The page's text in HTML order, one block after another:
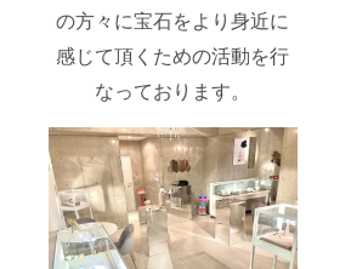
の方々に宝石をより身近に
感じて頂くための活動を行
なっております。